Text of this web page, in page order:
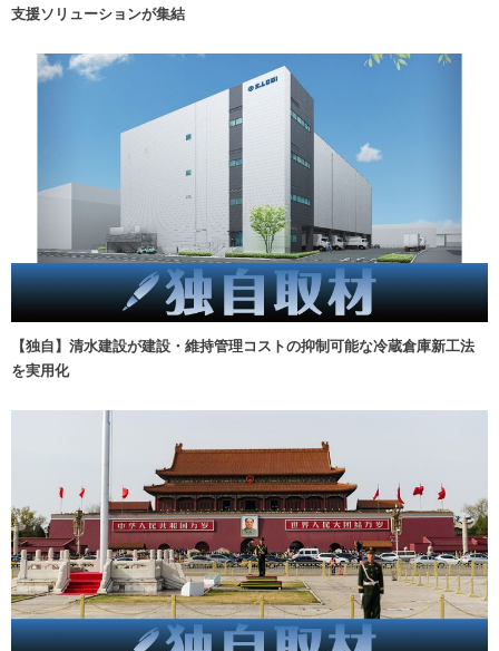
支援ソリューションが集結
【独自】清水建設が建設・維持管理コストの抑制可能な冷蔵倉庫新工法
を実用化